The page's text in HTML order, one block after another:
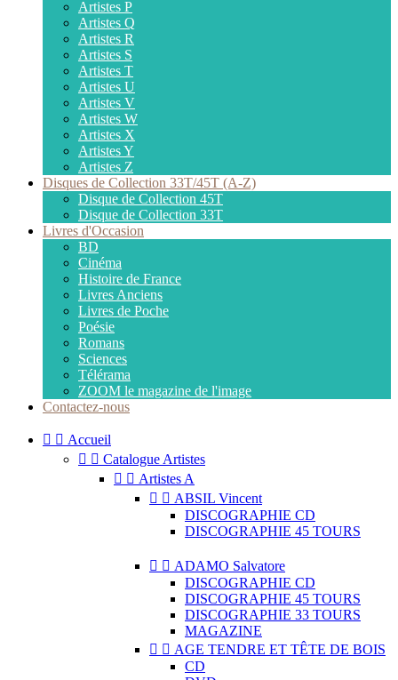
Artistes P
Artistes Q
Artistes R
Artistes S
Artistes T
Artistes U
Artistes V
Artistes W
Artistes X
Artistes Y
Artistes Z
Disques de Collection 33T/45T (A-Z)
Disque de Collection 45T
Disque de Collection 33T
Livres d'Occasion
BD
Cinéma
Histoire de France
Livres Anciens
Livres de Poche
Poésie
Romans
Sciences
Télérama
ZOOM le magazine de l'image
Contactez-nous
  Accueil
  Catalogue Artistes
  Artistes A
  ABSIL Vincent
DISCOGRAPHIE CD
DISCOGRAPHIE 45 TOURS
  ADAMO Salvatore
DISCOGRAPHIE CD
DISCOGRAPHIE 45 TOURS
DISCOGRAPHIE 33 TOURS
MAGAZINE
  AGE TENDRE ET TÊTE DE BOIS
CD